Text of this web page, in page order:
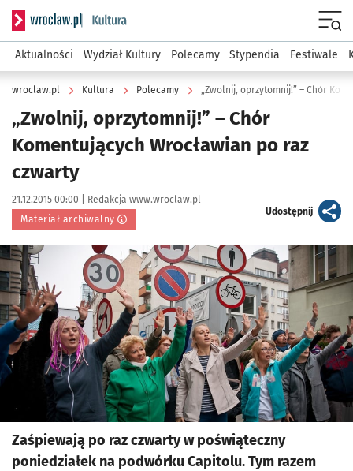
Serwis informacyjny wroclaw.pl podserwis: Kultura
Aktualności Wydział Kultury Polecamy Stypendia Festiwale
wroclaw.pl Kultura Polecamy „Zwolnij, oprzytomnij!” – Chór
„Zwolnij, oprzytomnij!” – Chór
Komentujących Wrocławian po raz
czwarty
Data publikacji:
21.12.2015 00:00 | Autor:
Redakcja www.wroclaw.pl
Materiał archiwalny
Udostępnijartykuł
Kliknij, aby powiększyć
Zaśpiewają po raz czwarty w poświąteczny
poniedziałek na podwórku Capitolu. Tym razem